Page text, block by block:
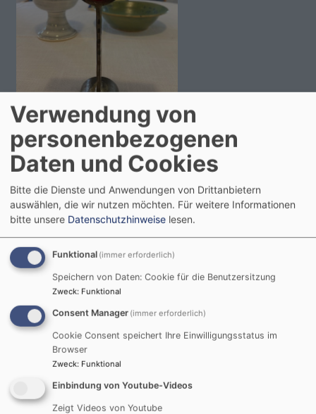
Sa, 5.9. 10-11 Uhr
Gottesdienst im Matthäusstift
Pfrin. Krieger
So, 6.9. 10-11 Uhr
Gottesdienst in der Christuskirche
Pfr. i.R. Dr. Matthias Flothow
Verwendung von
personenbezogenen
Daten und Cookies
Bitte die Dienste und Anwendungen von Drittanbietern
auswählen, die wir nutzen möchten. Für weitere Informationen
bitte unsere Datenschutzhinweise lesen.
Funktional (immer erforderlich)
Speichern von Daten: Cookie für die Benutzersitzung
Zweck: Funktional
Consent Manager (immer erforderlich)
Cookie Consent speichert Ihre Einwilligungsstatus im
Browser
Zweck: Funktional
Einbindung von Youtube-Videos
Zeigt Videos von Youtube